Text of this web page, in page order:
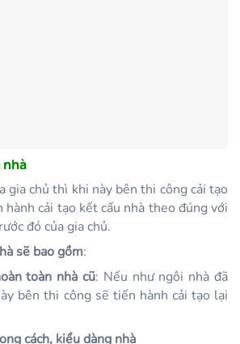
nhà
gia chủ thì khi này bên thi công cải tạo
cải tạo kết cấu nhà theo đúng với
đó của gia chủ.
sẽ bao gồm:
toàn nhà cũ: Nếu như ngôi nhà đã
bên thi công sẽ tiến hành cải tạo lại
cách, kiểu dàng nhà